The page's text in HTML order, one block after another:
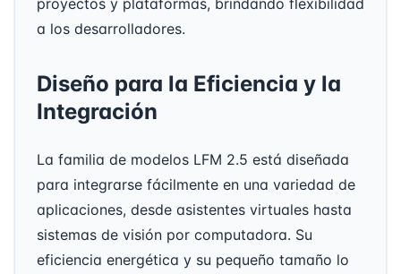
proyectos y plataformas, brindando flexibilidad
a los desarrolladores.
Diseño para la Eficiencia y la
Integración
La familia de modelos LFM 2.5 está diseñada
para integrarse fácilmente en una variedad de
aplicaciones, desde asistentes virtuales hasta
sistemas de visión por computadora. Su
eficiencia energética y su pequeño tamaño lo